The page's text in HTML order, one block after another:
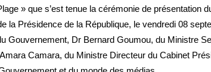
» que s’est tenue la cérémonie de présentation
la Présidence de la République, le vendredi 08
Gouvernement, Dr Bernard Goumou, du Ministre
Camara, du Ministre Directeur du Cabinet